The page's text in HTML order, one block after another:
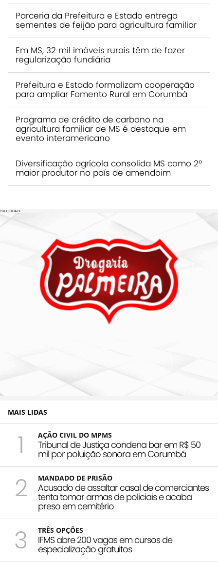
Parceria da Prefeitura e Estado entrega
sementes de feijão para agricultura familiar
Em MS, 32 mil imóveis rurais têm de fazer
regularização fundiária
Prefeitura e Estado formalizam cooperação
para ampliar Fomento Rural em Corumbá
Programa de crédito de carbono na
agricultura familiar de MS é destaque em
evento interamericano
Diversificação agrícola consolida MS como 2º
maior produtor no país de amendoim
PUBLICIDADE
MAIS LIDAS
1 AÇÃO CIVIL DO MPMS
Tribunal de Justiça condena bar em R$ 50
mil por poluição sonora em Corumbá
2 MANDADO DE PRISÃO
Acusado de assaltar casal de comerciantes
tenta tomar armas de policiais e acaba
preso em cemitério
3 TRÊS OPÇÕES
IFMS abre 200 vagas em cursos de
especialização gratuitos